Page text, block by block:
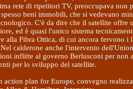
rete di ripetitori TV, preoccupava non
beni immobili, che si vedevano
C'è da dire che il satellite offre
ed è quasi l'unico sistema
alla Fibra Ottica, di cui ancora fervono i
calderone anche l'intervento
inflitte al governo Berlusconi per non
per lo sviluppo del satellite.
action plan for Europe, convegno